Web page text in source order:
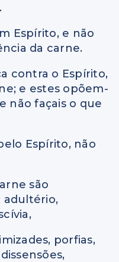
Espírito, e não
da carne.
contra o Espírito,
e estes opõem-
não façais o que
Espírito, não
são
adultério,
porfias,